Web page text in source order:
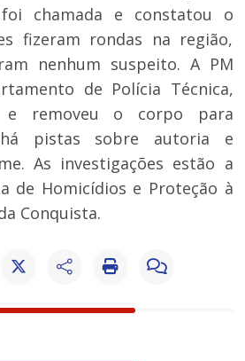
chamada e constatou o
fizeram rondas na região,
nenhum suspeito. A PM
de Polícia Técnica,
removeu o corpo para
há pistas sobre autoria e
As investigações estão a
de Homicídios e Proteção à
Conquista.